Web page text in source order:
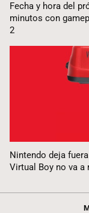
Fecha y hora del
minutos con
2
Nintendo deja
Virtual Boy no va a